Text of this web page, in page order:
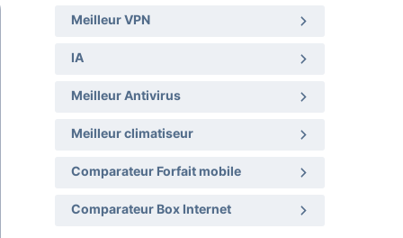
Meilleur VPN
IA
Meilleur Antivirus
Meilleur climatiseur
Comparateur Forfait mobile
Comparateur Box Internet